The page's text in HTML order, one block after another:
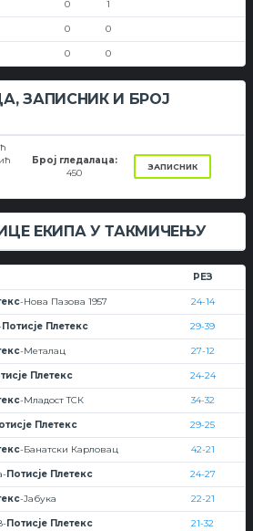
0 1
0 0
0 0
ЗАПИСНИК И БРОЈ
Број гледалаца:
450
ЗАПИСНИК
ЕКИПА У ТАКМИЧЕЊУ
РЕЗ
-Нова Пазова 1957 24-14
Потисје Плетекс 29-39
-Металац 27-12
Плетекс 24-24
-Младост ТСК 34-32
Плетекс 29-25
-Банатски Карловац 42-21
Потисје Плетекс 24-27
-Јабука 22-21
Потисје Плетекс 21-32